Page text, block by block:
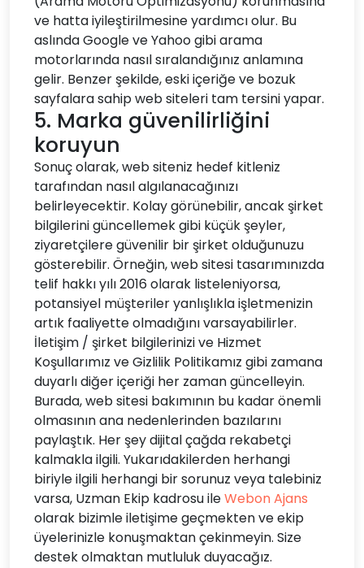
ve hatta iyileştirilmesine yardımcı olur. Bu
aslında Google ve Yahoo gibi arama
motorlarında nasıl sıralandığınız anlamına
gelir. Benzer şekilde, eski içeriğe ve bozuk
sayfalara sahip web siteleri tam tersini yapar.
5. Marka güvenilirliğini
koruyun
Sonuç olarak, web siteniz hedef kitleniz
tarafından nasıl algılanacağınızı
belirleyecektir. Kolay görünebilir, ancak şirket
bilgilerini güncellemek gibi küçük şeyler,
ziyaretçilere güvenilir bir şirket olduğunuzu
gösterebilir. Örneğin, web sitesi tasarımınızda
telif hakkı yılı 2016 olarak listeleniyorsa,
potansiyel müşteriler yanlışlıkla işletmenizin
artık faaliyette olmadığını varsayabilirler.
İletişim / şirket bilgilerinizi ve Hizmet
Koşullarımız ve Gizlilik Politikamız gibi zamana
duyarlı diğer içeriği her zaman güncelleyin.
Burada, web sitesi bakımının bu kadar önemli
olmasının ana nedenlerinden bazılarını
paylaştık. Her şey dijital çağda rekabetçi
kalmakla ilgili. Yukarıdakilerden herhangi
biriyle ilgili herhangi bir sorunuz veya talebiniz
varsa, Uzman Ekip kadrosu ileWebon Ajans
olarak bizimle iletişime geçmekten ve ekip
üyelerinizle konuşmaktan çekinmeyin. Size
destek olmaktan mutluluk duyacağız.